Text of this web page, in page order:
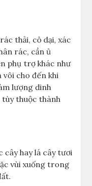
thải, cỏ dại, xác
rác, cần ủ
phụ trợ khác như
vôi cho đến khi
lượng dinh
thuộc thành
cây hay lá cây tươi
vùi xuống trong